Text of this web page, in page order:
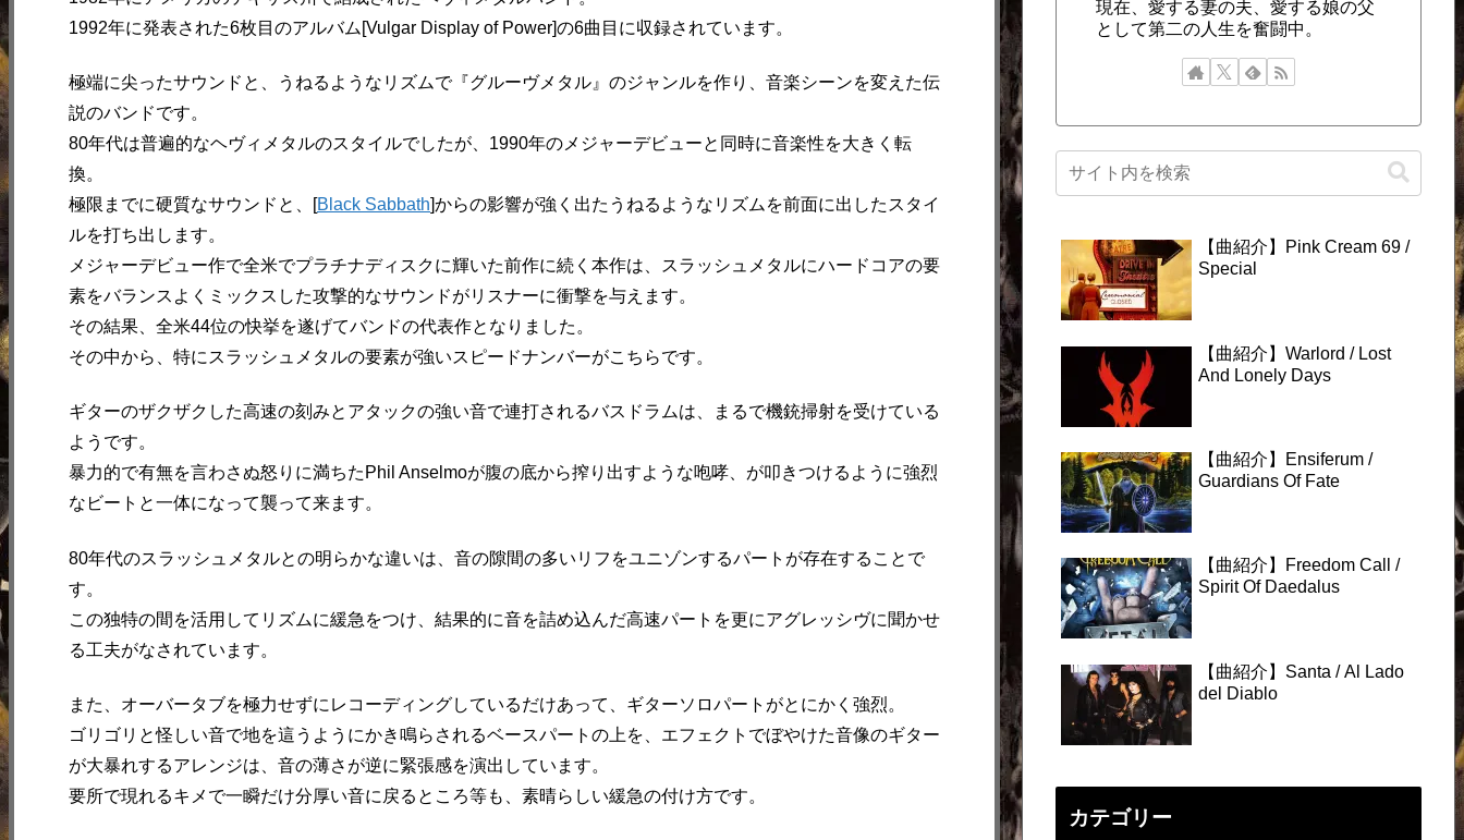
1992年に発表された6枚目のアルバム[Vulgar Display of Power]の6曲目に収録されています。
極端に尖ったサウンドと、うねるようなリズムで『グルーヴメタル』のジャンルを作り、音楽シーンを変えた伝
説のバンドです。
80年代は普遍的なヘヴィメタルのスタイルでしたが、1990年のメジャーデビューと同時に音楽性を大きく転
換。
極限までに硬質なサウンドと、[Black Sabbath]からの影響が強く出たうねるようなリズムを前面に出したスタイ
ルを打ち出します。
メジャーデビュー作で全米でプラチナディスクに輝いた前作に続く本作は、スラッシュメタルにハードコアの要
素をバランスよくミックスした攻撃的なサウンドがリスナーに衝撃を与えます。
その結果、全米44位の快挙を遂げてバンドの代表作となりました。
その中から、特にスラッシュメタルの要素が強いスピードナンバーがこちらです。
ギターのザクザクした高速の刻みとアタックの強い音で連打されるバスドラムは、まるで機銃掃射を受けている
ようです。
暴力的で有無を言わさぬ怒りに満ちたPhil Anselmoが腹の底から搾り出すような咆哮、が叩きつけるように強烈
なビートと一体になって襲って来ます。
80年代のスラッシュメタルとの明らかな違いは、音の隙間の多いリフをユニゾンするパートが存在することで
す。
この独特の間を活用してリズムに緩急をつけ、結果的に音を詰め込んだ高速パートを更にアグレッシヴに聞かせ
る工夫がなされています。
また、オーバータブを極力せずにレコーディングしているだけあって、ギターソロパートがとにかく強烈。
ゴリゴリと怪しい音で地を這うようにかき鳴らされるベースパートの上を、エフェクトでぼやけた音像のギター
が大暴れするアレンジは、音の薄さが逆に緊張感を演出しています。
要所で現れるキメで一瞬だけ分厚い音に戻るところ等も、素晴らしい緩急の付け方です。
現在、愛する妻の夫、愛する娘の父
として第二の人生を奮闘中。
【曲紹介】Pink Cream 69 /
Special
【曲紹介】Warlord / Lost
And Lonely Days
【曲紹介】Ensiferum /
Guardians Of Fate
【曲紹介】Freedom Call /
Spirit Of Daedalus
【曲紹介】Santa / Al Lado
del Diablo
カテゴリー